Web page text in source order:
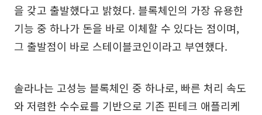
을 갖고 출발했다고 밝혔다. 블록체인의 가장 유용한
기능 중 하나가 돈을 바로 이체할 수 있다는 점이며,
그 출발점이 바로 스테이블코인이라고 부연했다.
솔라나는 고성능 블록체인 중 하나로, 빠른 처리 속도
와 저렴한 수수료를 기반으로 기존 핀테크 애플리케